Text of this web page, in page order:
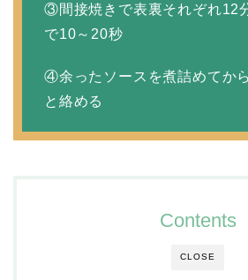
③間接焼きで表裏それぞれ12
で10～20秒
④余ったソースを煮詰めてか
と絡める
CLOSE
Contents